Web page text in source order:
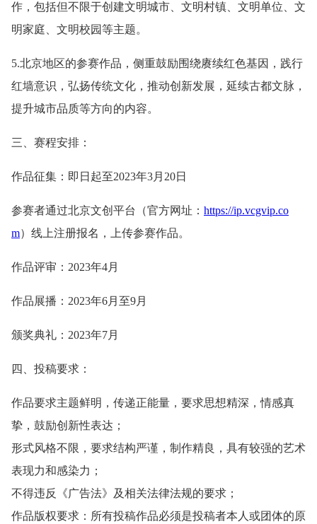
作，包括但不限于创建文明城市、文明村镇、文明单位、文
明家庭、文明校园等主题。
5.北京地区的参赛作品，侧重鼓励围绕赓续红色基因，践行
红墙意识，弘扬传统文化，推动创新发展，延续古都文脉，
提升城市品质等方向的内容。
三、赛程安排：
作品征集：即日起至2023年3月20日
参赛者通过北京文创平台（官方网址： https://ip.vcgvip.co
m）线上注册报名，上传参赛作品。
作品评审：2023年4月
作品展播：2023年6月至9月
颁奖典礼：2023年7月
四、投稿要求：
作品要求主题鲜明，传递正能量，要求思想精深，情感真
挚，鼓励创新性表达；
形式风格不限，要求结构严谨，制作精良，具有较强的艺术
表现力和感染力；
不得违反《广告法》及相关法律法规的要求；
作品版权要求：所有投稿作品必须是投稿者本人或团体的原